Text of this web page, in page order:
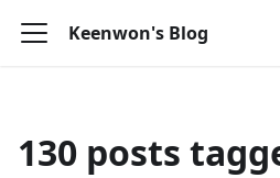
Keenwon's Blog
130 posts